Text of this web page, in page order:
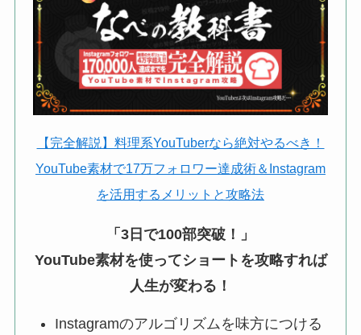
【完全解説】料理系YouTuberなら絶対やるべき！
YouTube素材で17万フォロワー達成術＆Instagram
を活用するメリットと攻略法
「3日で100部突破！」
YouTube素材を使ってショートを攻略すれば
人生が変わる！
Instagramのアルゴリズムを味方につける